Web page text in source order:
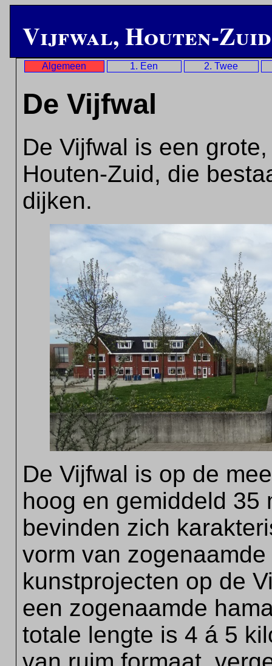
Vijfwal, Houten-Zuid
Algemeen 1. Een 2. Twee
De Vijfwal
De Vijfwal is een
Houten-Zuid, die
dijken.
De Vijfwal is op de
hoog en gemiddeld 35
bevinden zich
vorm van
kunstprojecten op de
een zogenaamde
totale lengte is 4 á 5